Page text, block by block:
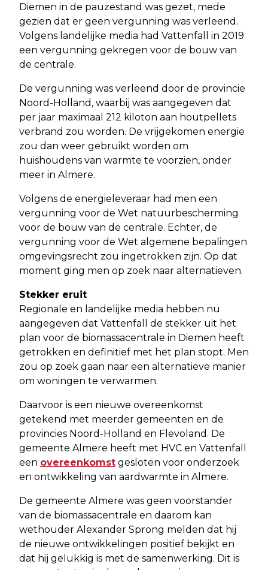
Diemen in de pauzestand was gezet, mede
gezien dat er geen vergunning was verleend.
Volgens landelijke media had Vattenfall in 2019
een vergunning gekregen voor de bouw van
de centrale.
De vergunning was verleend door de provincie
Noord-Holland, waarbij was aangegeven dat
per jaar maximaal 212 kiloton aan houtpellets
verbrand zou worden. De vrijgekomen energie
zou dan weer gebruikt worden om
huishoudens van warmte te voorzien, onder
meer in Almere.
Volgens de energieleveraar had men een
vergunning voor de Wet natuurbescherming
voor de bouw van de centrale. Echter, de
vergunning voor de Wet algemene bepalingen
omgevingsrecht zou ingetrokken zijn. Op dat
moment ging men op zoek naar alternatieven.
Stekker eruit
Regionale en landelijke media hebben nu
aangegeven dat Vattenfall de stekker uit het
plan voor de biomassacentrale in Diemen heeft
getrokken en definitief met het plan stopt. Men
zou op zoek gaan naar een alternatieve manier
om woningen te verwarmen.
Daarvoor is een nieuwe overeenkomst
getekend met meerder gemeenten en de
provincies Noord-Holland en Flevoland. De
gemeente Almere heeft met HVC en Vattenfall
een overeenkomst gesloten voor onderzoek
en ontwikkeling van aardwarmte in Almere.
De gemeente Almere was geen voorstander
van de biomassacentrale en daarom kan
wethouder Alexander Sprong melden dat hij
de nieuwe ontwikkelingen positief bekijkt en
dat hij gelukkig is met de samenwerking. Dit is